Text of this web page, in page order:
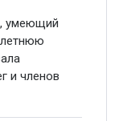
умеющий
и членов